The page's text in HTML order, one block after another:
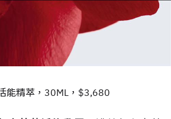
能精萃，30ML，$3,680